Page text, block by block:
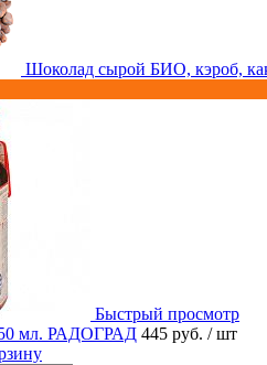
Шоколад сырой БИО, кэроб,
Быстрый просмотр
мл. РАДОГРАД 445 руб. / шт